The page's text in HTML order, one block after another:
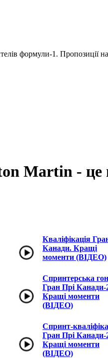
формули-1. Пропозиції
Martin - це
Кваліфікація
Канади. Кращі
моменти (ВІДЕО)
Спринтерська
Гран Прі Канади-
Кращі моменти
(ВІДЕО)
Спринт-
Гран Прі Канади-
Кращі моменти
(ВІДЕО)